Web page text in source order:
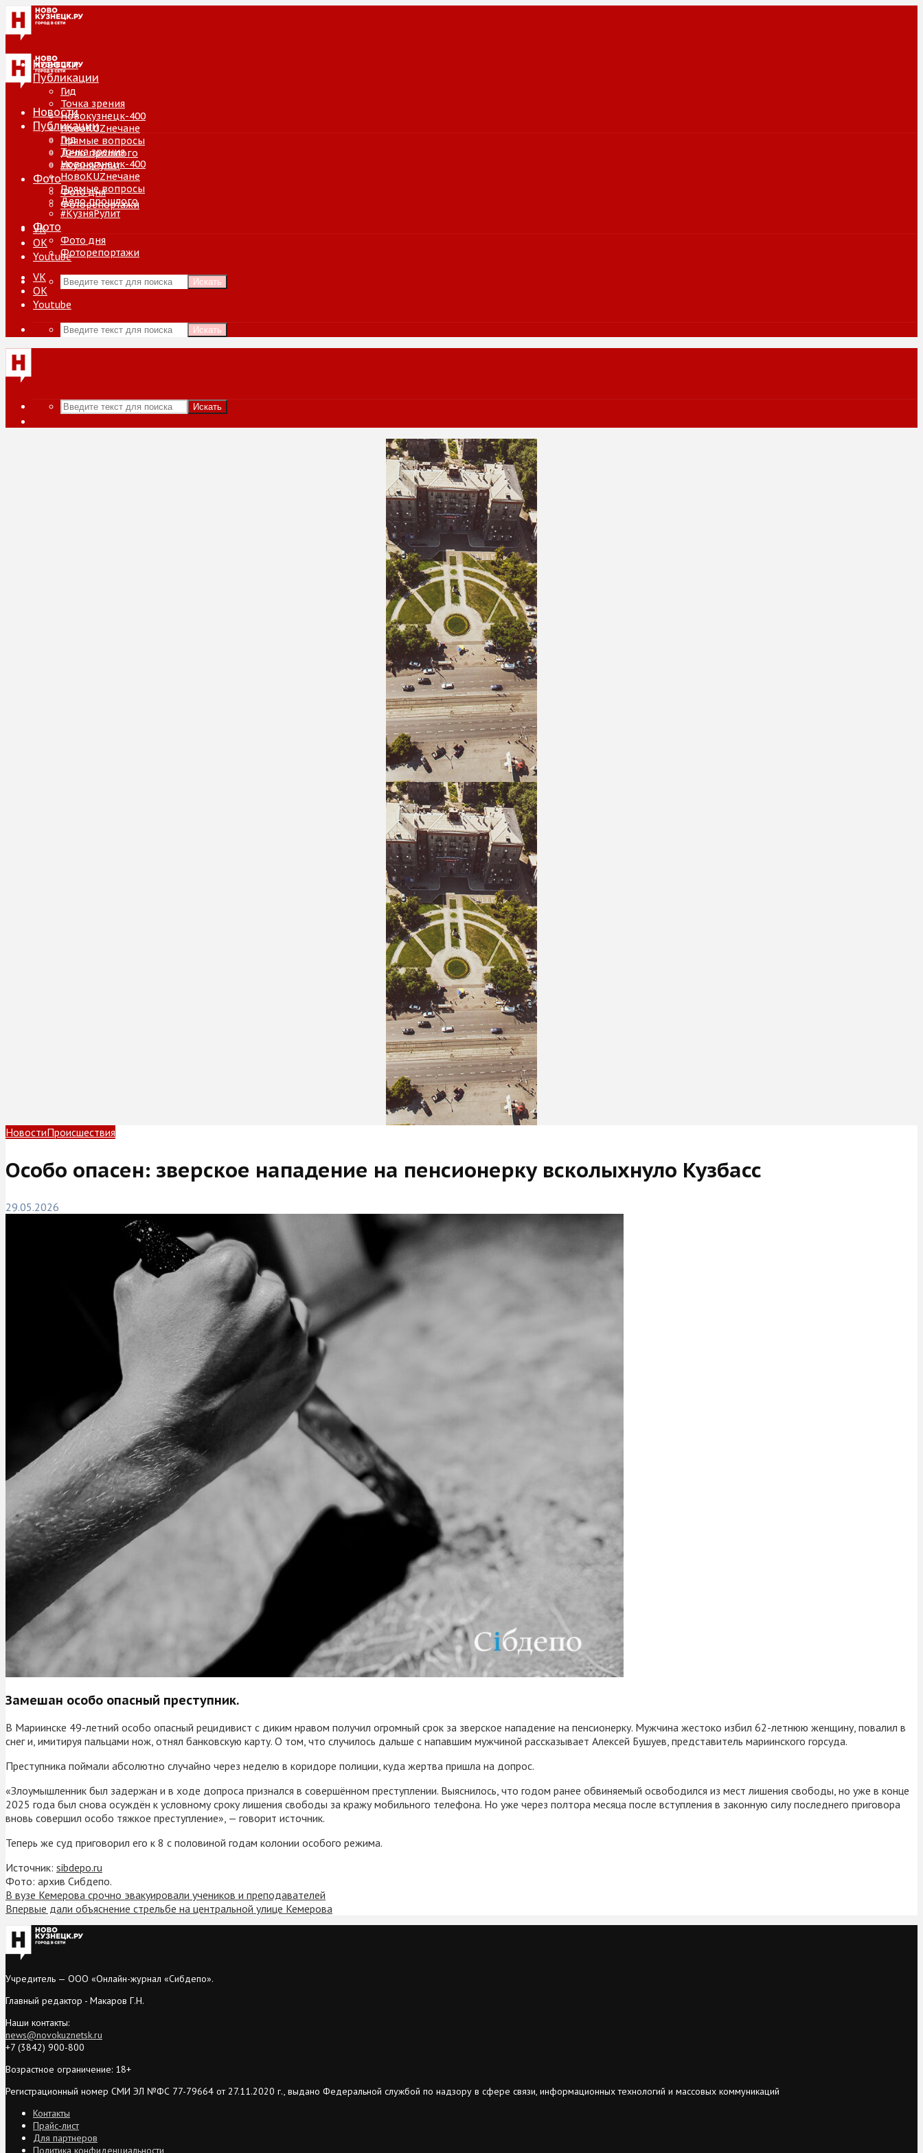
Новости
Публикации
Гид
Точка зрения
Новокузнецк-400
НовоKUZнечане
Прямые вопросы
Дело прошлого
#КузняРулит
Фото
Фото дня
Фоторепортажи
VK
ОК
Youtube
Искать
Новости
Публикации
Гид
Точка зрения
Новокузнецк-400
НовоKUZнечане
Прямые вопросы
Дело прошлого
#КузняРулит
Фото
Фото дня
Фоторепортажи
VK
ОК
Youtube
Искать
Искать
НовостиПроисшествия
Особо опасен: зверское нападение на пенсионерку всколыхнуло Кузбасс
29.05.2026
Замешан особо опасный преступник.
В Мариинске 49-летний особо опасный рецидивист с диким нравом получил огромный срок за зверское нападение на пенсионерку. Мужчина жестоко избил 62-летнюю женщину, повалил в
снег и, имитируя пальцами нож, отнял банковскую карту. О том, что случилось дальше с напавшим мужчиной рассказывает Алексей Бушуев, представитель мариинского горсуда.
Преступника поймали абсолютно случайно через неделю в коридоре полиции, куда жертва пришла на допрос.
«Злоумышленник был задержан и в ходе допроса признался в совершённом преступлении. Выяснилось, что годом ранее обвиняемый освободился из мест лишения свободы, но уже в конце
2025 года был снова осуждён к условному сроку лишения свободы за кражу мобильного телефона. Но уже через полтора месяца после вступления в законную силу последнего приговора
вновь совершил особо тяжкое преступление», — говорит источник.
Теперь же суд приговорил его к 8 с половиной годам колонии особого режима.
Источник: sibdepo.ru
Фото: архив Сибдепо.
В вузе Кемерова срочно эвакуировали учеников и преподавателей
Впервые дали объяснение стрельбе на центральной улице Кемерова
Учредитель — ООО «Онлайн-журнал «Сибдепо».
Главный редактор - Макаров Г.Н.
Наши контакты:
news@novokuznetsk.ru
+7 (3842) 900-800
Возрастное ограничение: 18+
Регистрационный номер СМИ ЭЛ №ФС 77-79664 от 27.11.2020 г., выдано Федеральной службой по надзору в сфере связи, информационных технологий и массовых коммуникаций
Контакты
Прайс-лист
Для партнеров
Политика конфиденциальности